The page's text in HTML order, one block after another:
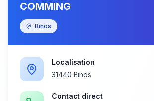
COMMING
Binos
Localisation
31440 Binos
Contact direct